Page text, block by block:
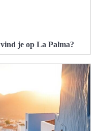
je op La Palma?